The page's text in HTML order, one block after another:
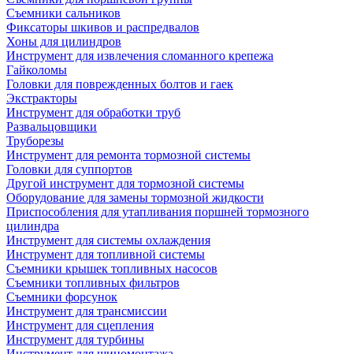
Съемники сальников
Фиксаторы шкивов и распредвалов
Хоны для цилиндров
Инструмент для извлечения сломанного крепежа
Гайколомы
Головки для поврежденных болтов и гаек
Экстракторы
Инструмент для обработки труб
Развальцовщики
Труборезы
Инструмент для ремонта тормозной системы
Головки для суппортов
Другой инструмент для тормозной системы
Оборудование для замены тормозной жидкости
Приспособления для утапливания поршней тормозного
цилиндра
Инструмент для системы охлаждения
Инструмент для топливной системы
Съемники крышек топливных насосов
Съемники топливных фильтров
Съемники форсунок
Инструмент для трансмиссии
Инструмент для сцепления
Инструмент для турбины